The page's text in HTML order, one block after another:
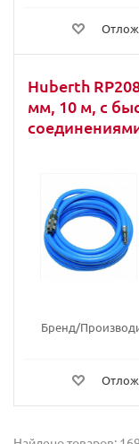
Huberth
мм, 10 м, с
Бренд/